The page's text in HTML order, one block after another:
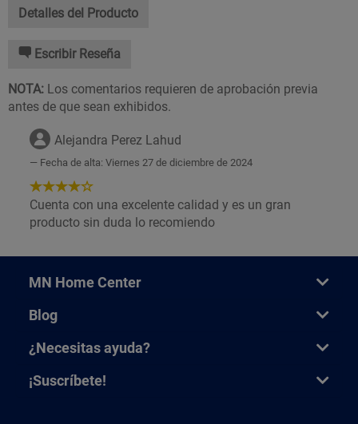
Detalles del Producto
Escribir Reseña
NOTA: Los comentarios requieren de aprobación previa
antes de que sean exhibidos.
Alejandra Perez Lahud
Fecha de alta: Viernes 27 de diciembre de 2024
4
de
5
Cuenta con una excelente calidad y es un gran
producto sin duda lo recomiendo
MN Home Center
Blog
¿Necesitas ayuda?
¡Suscríbete!